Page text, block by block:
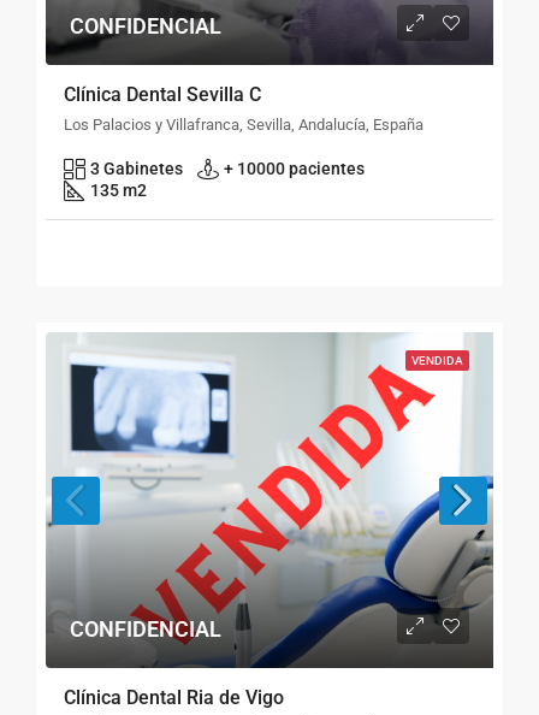
CONFIDENCIAL
Clínica Dental Sevilla C
Los Palacios y Villafranca, Sevilla, Andalucía, España
3 Gabinetes
+ 10000 pacientes
135 m2
VENDIDA
CONFIDENCIAL
Clínica Dental Ria de Vigo